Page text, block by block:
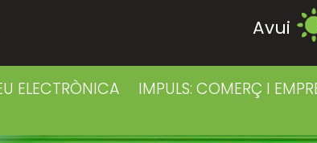
Avui
Dissabte
ELECTRÒNICA IMPULS: COMERÇ I